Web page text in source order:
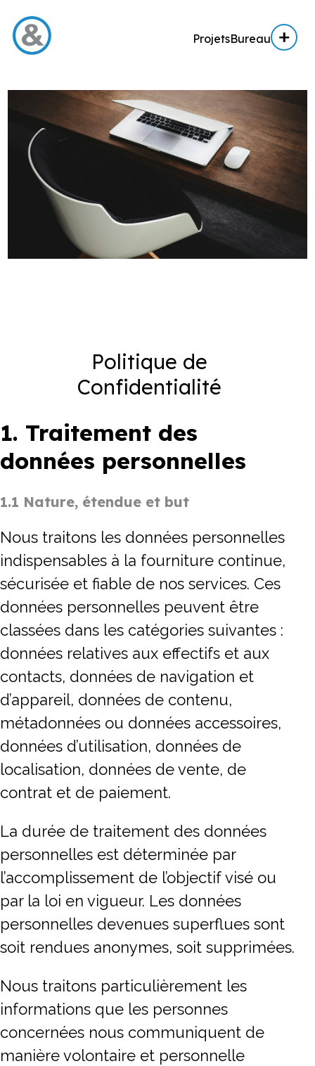
Menu
Projets
Architecture
Architecture d’intérieur
Réalisation
Expertise AE / AI
Expertise immobilière
Actualités
ProjetsBureau
Politique de
Confidentialité
1. Traitement des
données personnelles
1.1 Nature, étendue et but
Nous traitons les données personnelles
indispensables à la fourniture continue,
sécurisée et fiable de nos services. Ces
données personnelles peuvent être
classées dans les catégories suivantes :
données relatives aux effectifs et aux
contacts, données de navigation et
d’appareil, données de contenu,
métadonnées ou données accessoires,
données d’utilisation, données de
localisation, données de vente, de
contrat et de paiement.
La durée de traitement des données
personnelles est déterminée par
l’accomplissement de l’objectif visé ou
par la loi en vigueur. Les données
personnelles devenues superflues sont
soit rendues anonymes, soit supprimées.
Nous traitons particulièrement les
informations que les personnes
concernées nous communiquent de
manière volontaire et personnelle